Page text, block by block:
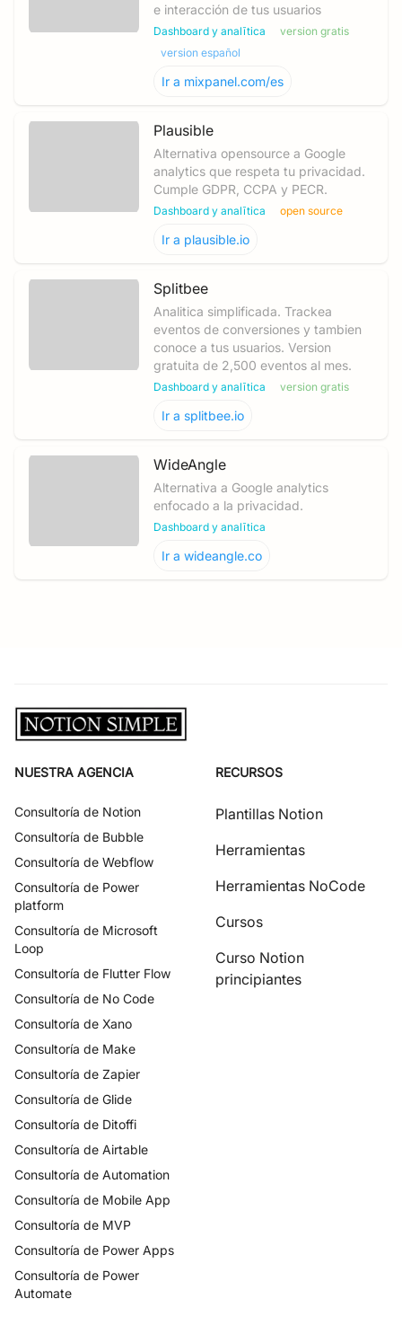
e interacción de tus usuarios
Dashboard y analītica
version gratis
version español
Ir a mixpanel.com/es
Plausible
Alternativa opensource a Google
analytics que respeta tu privacidad.
Cumple GDPR, CCPA y PECR.
Dashboard y analītica open source
Ir a plausible.io
Splitbee
Analitica simplificada. Trackea
eventos de conversiones y tambien
conoce a tus usuarios. Version
gratuita de 2,500 eventos al mes.
Dashboard y analītica version gratis
Ir a splitbee.io
WideAngle
Alternativa a Google analytics
enfocado a la privacidad.
Dashboard y analītica
Ir awideangle.co
NUESTRA AGENCIA
Consultoría de Notion
Consultoría de Bubble
Consultoría de Webflow
Consultoría de Power
platform
Consultoría de Microsoft
Loop
Consultoría de Flutter Flow
Consultoría de No Code
Consultoría de Xano
Consultoría de Make
Consultoría de Zapier
Consultoría de Glide
Consultoría de Ditoffi
Consultoría de Airtable
Consultoría de Automation
Consultoría de Mobile App
Consultoría de MVP
Consultoría de Power Apps
Consultoría de Power
Automate
RECURSOS
Plantillas Notion
Herramientas
Herramientas NoCode
Cursos
Curso Notion
principiantes